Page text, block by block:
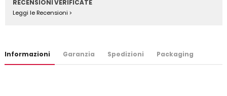
RECENSIONI VERIFICATE
Leggi le Recensioni >
Informazioni Garanzia Spedizioni Packaging